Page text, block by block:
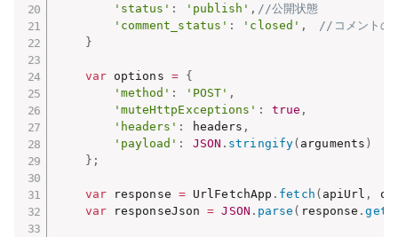
'status' : 'publish' , //公開状態
'comment_status' : 'closed' ,
//コメントの
}
var options =
{
'method' : 'POST' ,
'muteHttpExceptions' : true ,
'headers' : headers ,
'payload' : JSON . stringify( arguments )
} ;
var response = UrlFetchApp . fetch ( apiUrl ,
var responseJson = JSON . parse ( response .